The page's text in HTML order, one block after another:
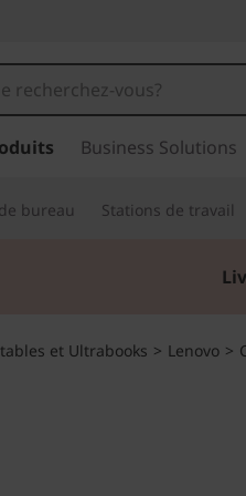
Business Solutions
bureau Stations de travail
2 of 2
et Ultrabooks > Lenovo >